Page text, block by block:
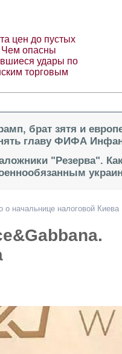
цен до пустых
Чем опасны
удары по
торговым
брат зятя и
главу ФИФА
"Резерва".
начальнице налоговой Киева